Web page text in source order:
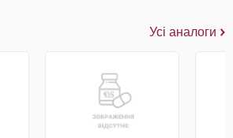
Усі аналоги